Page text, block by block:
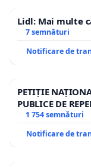
Lidl: Mai multe
7 semnături
Notificare de
PETIȚIE
PUBLICE DE
1 754 semnături
Notificare de